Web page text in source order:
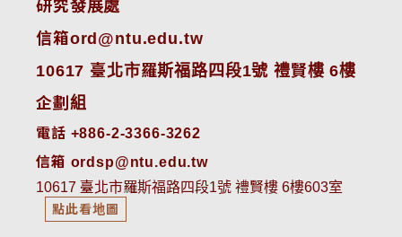
研究發展處
信箱ord@ntu.edu.tw
10617 臺北市羅斯福路四段1號 禮賢樓 6樓
企劃組
電話 +886-2-3366-3262
信箱 ordsp@ntu.edu.tw
10617 臺北市羅斯福路四段1號 禮賢樓 6樓603室
點此看地圖